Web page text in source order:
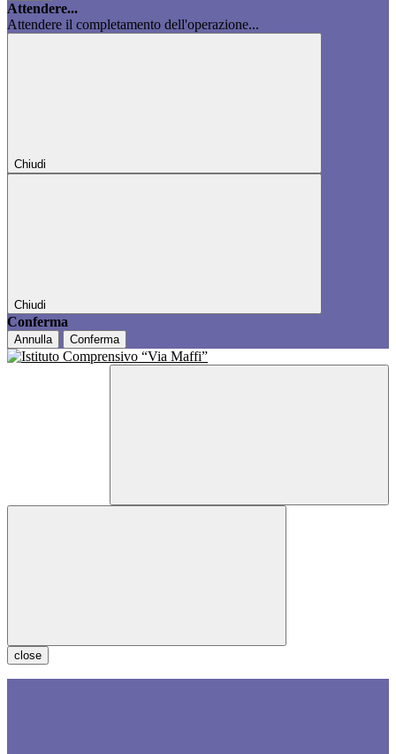
Attendere...
Attendere il completamento dell'operazione...
Chiudi
Chiudi
Conferma
Annulla Conferma
close